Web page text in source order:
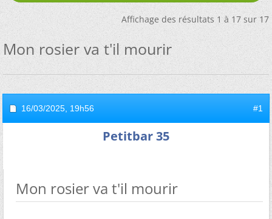
Affichage des résultats 1 à 17 sur 17
Mon rosier va t'il mourir
16/03/2025, 19h56 #1
Petitbar 35
Mon rosier va t'il mourir